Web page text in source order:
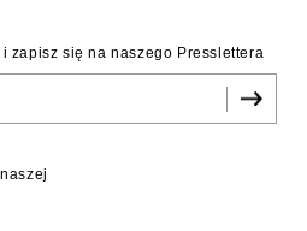
zapisz się na naszego Presslettera